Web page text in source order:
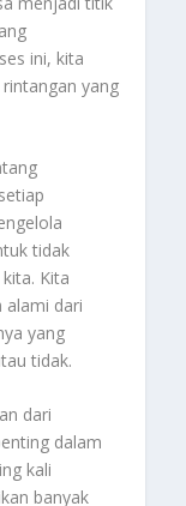
ini, kita
yang
tidak
Kita
alami dari
yang
tidak.
dari
dalam
kali
banyak